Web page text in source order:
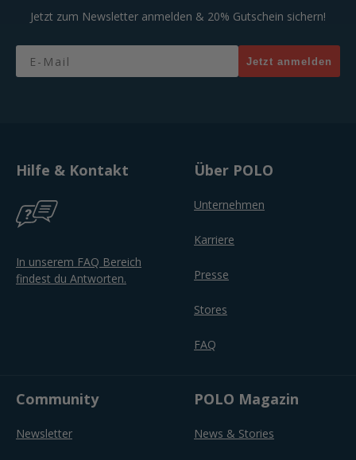
Jetzt zum Newsletter anmelden & 20% Gutschein sichern!
Email
Jetzt anmelden
Hilfe & Kontakt
In unserem FAQ Bereich
findest du Antworten.
Über POLO
Unternehmen
Karriere
Presse
Stores
FAQ
Community
Newsletter
POLO Magazin
News & Stories